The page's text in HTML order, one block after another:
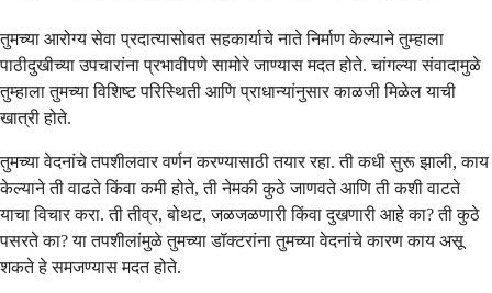
तुमच्या आरोग्य सेवा प्रदात्यासोबत सहकार्याचे नाते निर्माण केल्याने तुम्हाला
पाठीदुखीच्या उपचारांना प्रभावीपणे सामोरे जाण्यास मदत होते. चांगल्या संवादामुळे
तुम्हाला तुमच्या विशिष्ट परिस्थिती आणि प्राधान्यांनुसार काळजी मिळेल याची
खात्री होते.
तुमच्या वेदनांचे तपशीलवार वर्णन करण्यासाठी तयार रहा. ती कधी सुरू झाली, काय
केल्याने ती वाढते किंवा कमी होते, ती नेमकी कुठे जाणवते आणि ती कशी वाटते
याचा विचार करा. ती तीव्र, बोथट, जळजळणारी किंवा दुखणारी आहे का? ती कुठे
पसरते का? या तपशीलांमुळे तुमच्या डॉक्टरांना तुमच्या वेदनांचे कारण काय असू
शकते हे समजण्यास मदत होते.